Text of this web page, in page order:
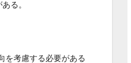
る。
を考慮する必要がある